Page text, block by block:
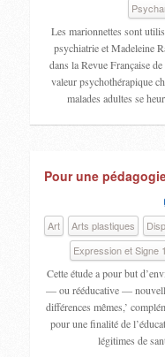
Les marionnettes sont
psychiatrie et Madeleine
dans la Revue Française
valeur psychothérapique
malades adultes se
Pour une
Art Arts plastiques
Expression et Signe
Cette étude a pour but
— ou rééducative —
différences mêmes,’
pour une finalité de
légitimes de